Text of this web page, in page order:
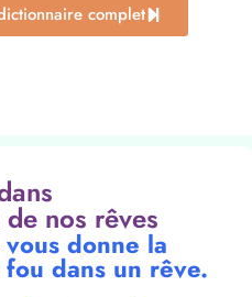
complet
nos rêves
donne la
dans un rêve.